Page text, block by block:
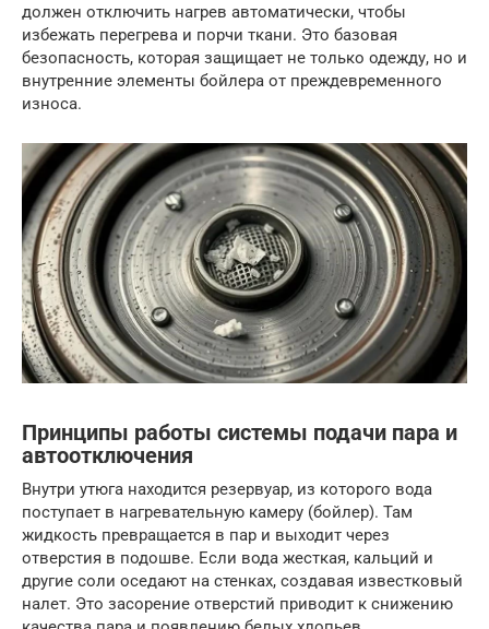
должен отключить нагрев автоматически, чтобы
избежать перегрева и порчи ткани. Это базовая
безопасность, которая защищает не только одежду, но и
внутренние элементы бойлера от преждевременного
износа.
Принципы работы системы подачи пара и
автоотключения
Внутри утюга находится резервуар, из которого вода
поступает в нагревательную камеру (бойлер). Там
жидкость превращается в пар и выходит через
отверстия в подошве. Если вода жесткая, кальций и
другие соли оседают на стенках, создавая известковый
налет. Это засорение отверстий приводит к снижению